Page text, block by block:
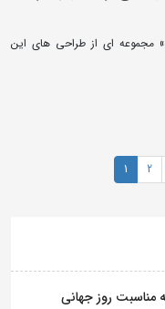
مجموعه ای از طراحی های این
1 2
مناسبت روز جهانی